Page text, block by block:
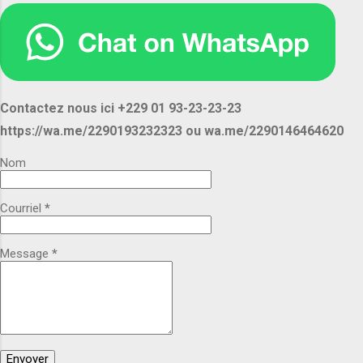
revendeurs NORP International vous propose
les *Spaghettis Bonjourne 500 g* à des prix
Disponible en grandes quantités. 🚚 Expédition
et livraison selon votre destination. Pour plus
contactez nous pour un rendez-vous. Voici nos
contacts et nos e-mails : Appel, SMS ou
Contactez nous ici +229 01 93-23-23-23
https://wa.me/2290193232323 ou wa.me/2290146464620
Nom
Courriel *
Message *